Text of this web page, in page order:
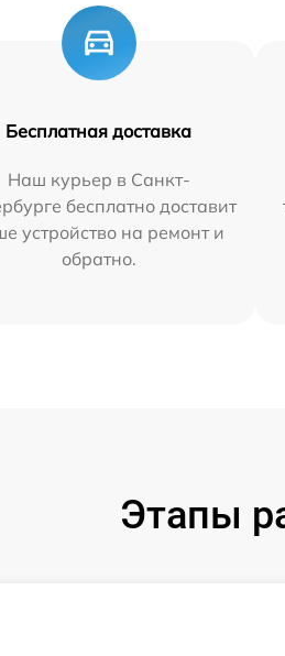
Бесплатная доставка
Наш курьер в Санкт-
бесплатно доставит
устройство на ремонт и
обратно.
Этапы